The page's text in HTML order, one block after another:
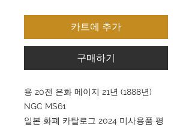
카트에 추가
구매하기
용 20전 은화 메이지 21년 (1888년)
NGC MS61
일본 화폐 카탈로그 2024 미사용품 평